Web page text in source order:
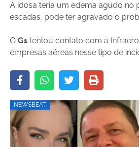
A idosa teria um edema agudo no
escadas, pode ter agravado o
O G1 tentou contato com a
empresas aéreas nesse tipo de
NEWSBEAT